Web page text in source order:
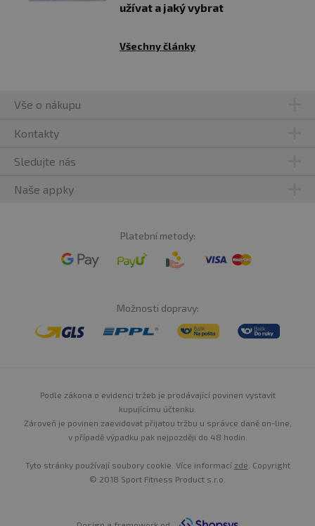
užívat a jaký vybrat
Všechny články
Vše o nákupu
Kontakty
Sledujte nás
Naše appky
Platební metody:
Možnosti dopravy:
Podle zákona o evidenci tržeb je prodávající povinen vystavit
kupujícímu účtenku.
Zároveň je povinen zaevidovat přijatou tržbu u správce daně on-line,
v případě výpadku pak nejpozději do 48 hodin.
Tyto stránky používají soubory cookie. Více informací zde . Copyright
© 2018 Sport Fitness Product s.r.o.